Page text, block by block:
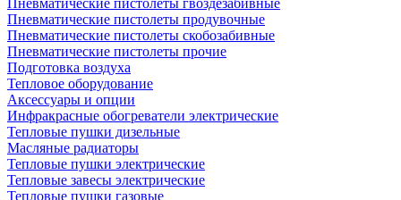
Пневматические пистолеты гвоздезабивные
Пневматические пистолеты продувочные
Пневматические пистолеты скобозабивные
Пневматические пистолеты прочие
Подготовка воздуха
Тепловое оборудование
Аксессуары и опции
Инфракрасные обогреватели электрические
Тепловые пушки дизельные
Масляные радиаторы
Тепловые пушки электрические
Тепловые завесы электрические
Тепловые пушки газовые